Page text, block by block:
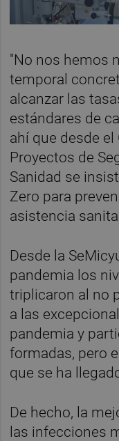
"No nos hemos
temporal
alcanzar las
estándares de
ahí que desde
Proyectos de
Sanidad se
Zero para
asistencia
Desde la
pandemia los
triplicaron al no
a las
pandemia y
formadas, pero
que se ha
De hecho, la
las infecciones